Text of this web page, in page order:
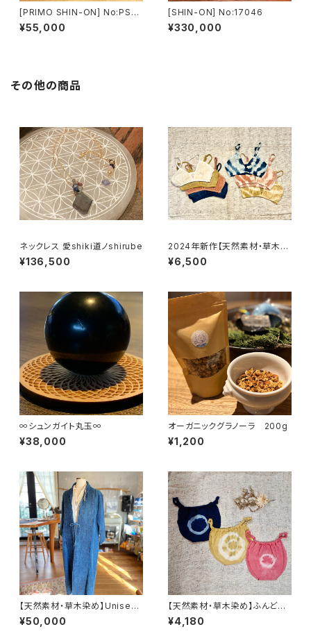
[PRIMO SHIN-ON] No:PS16
017
¥55,000
[SHIN-ON] No:17046
¥330,000
その他の商品
ネックレス 愛shiki道ノshirube
¥136,500
2024年新作【天然素材・草木染
め】Women ブラ ヘンプコット
ンシルク
¥6,500
∞シュンガイト丸玉∞
¥38,000
オーガニックグラノーラ 200g
¥1,200
【天然素材・草木染め】Unisex
カシュクール ヘンプコットン
¥50,000
【天然素材・草木染め】ふんどし
パンツ ヘンプコットン
¥4,180